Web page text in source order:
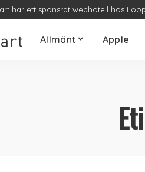
har ett sponsrat webhotell hos
Allmänt Apple